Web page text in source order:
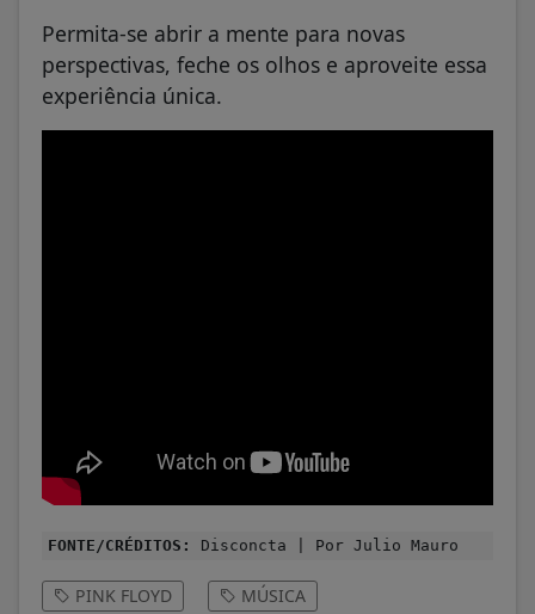
Permita-se abrir a mente para novas
perspectivas, feche os olhos e aproveite essa
experiência única.
FONTE/CRÉDITOS: Disconcta | Por Julio Mauro
PINK FLOYD MÚSICA